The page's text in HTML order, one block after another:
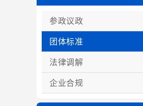
参政议政
团体标准
法律调解
企业合规